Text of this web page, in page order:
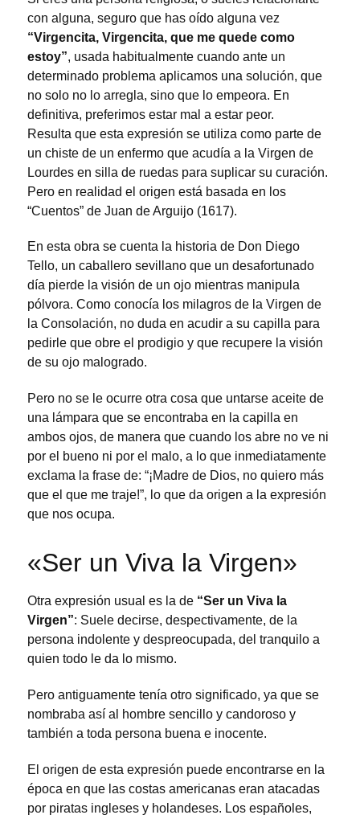
con alguna, seguro que has oído alguna vez
“Virgencita, Virgencita, que me quede como
estoy”, usada habitualmente cuando ante un
determinado problema aplicamos una solución, que
no solo no lo arregla, sino que lo empeora. En
definitiva, preferimos estar mal a estar peor.
Resulta que esta expresión se utiliza como parte de
un chiste de un enfermo que acudía a la Virgen de
Lourdes en silla de ruedas para suplicar su curación.
Pero en realidad el origen está basada en los
“Cuentos” de Juan de Arguijo (1617).
En esta obra se cuenta la historia de Don Diego
Tello, un caballero sevillano que un desafortunado
día pierde la visión de un ojo mientras manipula
pólvora. Como conocía los milagros de la Virgen de
la Consolación, no duda en acudir a su capilla para
pedirle que obre el prodigio y que recupere la visión
de su ojo malogrado.
Pero no se le ocurre otra cosa que untarse aceite de
una lámpara que se encontraba en la capilla en
ambos ojos, de manera que cuando los abre no ve ni
por el bueno ni por el malo, a lo que inmediatamente
exclama la frase de: “¡Madre de Dios, no quiero más
que el que me traje!”, lo que da origen a la expresión
que nos ocupa.
«Ser un Viva la Virgen»
Otra expresión usual es la de “Ser un Viva la
Virgen”: Suele decirse, despectivamente, de la
persona indolente y despreocupada, del tranquilo a
quien todo le da lo mismo.
Pero antiguamente tenía otro significado, ya que se
nombraba así al hombre sencillo y candoroso y
también a toda persona buena e inocente.
El origen de esta expresión puede encontrarse en la
época en que las costas americanas eran atacadas
por piratas ingleses y holandeses. Los españoles,